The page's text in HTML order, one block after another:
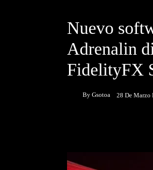
Nuevo
Adrenalin
FidelityFX
By Gsotoa 28 De Marzo